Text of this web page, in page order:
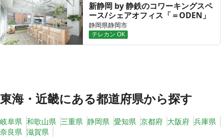
その他
トピックス
新静岡 by 静鉄のコワーキングスペ
ース/シェアオフィス「＝ODEN」
静岡県静岡市
テレカン OK
東海・近畿にある都道府県から探す
岐阜県 和歌山県 三重県 静岡県 愛知県 京都府 大阪府 兵庫県
奈良県 滋賀県